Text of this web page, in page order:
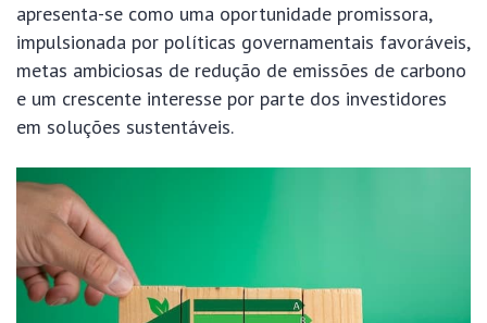
apresenta-se como uma oportunidade promissora,
impulsionada por políticas governamentais favoráveis,
metas ambiciosas de redução de emissões de carbono
e um crescente interesse por parte dos investidores
em soluções sustentáveis.